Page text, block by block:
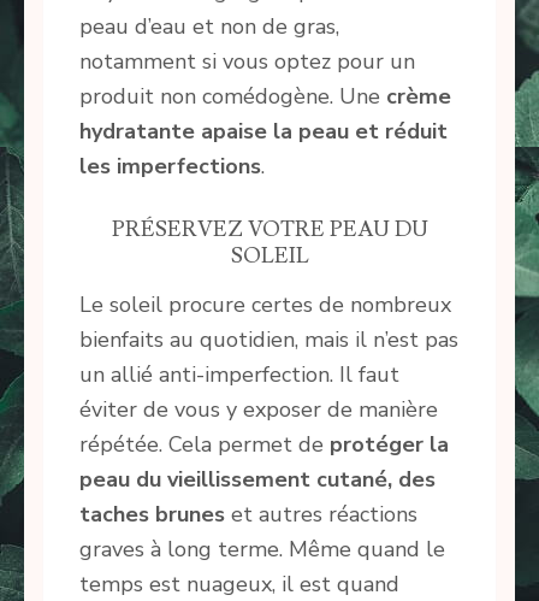
peau d’eau et non de gras,
notamment si vous optez pour un
produit non comédogène. Une crème
hydratante apaise la peau et réduit
les imperfections.
PRÉSERVEZ VOTRE PEAU DU
SOLEIL
Le soleil procure certes de nombreux
bienfaits au quotidien, mais il n’est pas
un allié anti-imperfection. Il faut
éviter de vous y exposer de manière
répétée. Cela permet de protéger la
peau du vieillissement cutané, des
taches brunes et autres réactions
graves à long terme. Même quand le
temps est nuageux, il est quand